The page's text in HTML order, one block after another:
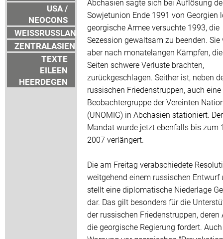
USA /
NEOCONS
WEISSRUSSLAND
ZENTRALASIEN
TEXTE
EILEEN
HEERDEGEN
Abchasien sagte sich bei Auflösung
Sowjetunion Ende 1991 von Georgien
georgische Armee versuchte 1993, die
Sezession gewaltsam zu beenden. Sie
aber nach monatelangen Kämpfen,
Seiten schwere Verluste brachten,
zurückgeschlagen. Seither ist, neben
russischen Friedenstruppen, auch eine
Beobachtergruppe der Vereinten
(UNOMIG) in Abchasien stationiert.
Mandat wurde jetzt ebenfalls bis zum
2007 verlängert.
Die am Freitag verabschiedete
weitgehend einem russischen Entwurf
stellt eine diplomatische Niederlage
dar. Das gilt besonders für die
der russischen Friedenstruppen, deren
die georgische Regierung fordert.